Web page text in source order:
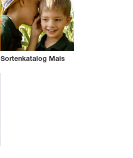
Sortenkatalog Mais